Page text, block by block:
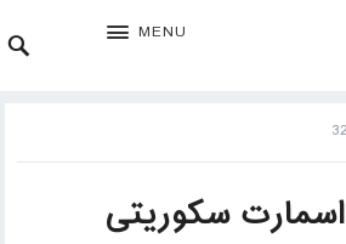
MENU
اکانت نود 32 اسمارت سکوریتی